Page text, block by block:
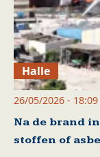
Halle
26/05/2026 - 18:09
Na de brand
stoffen of